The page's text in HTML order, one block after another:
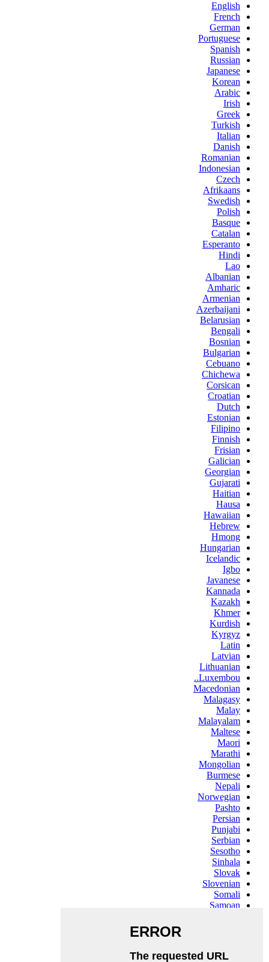
English
French
German
Portuguese
Spanish
Russian
Japanese
Korean
Arabic
Irish
Greek
Turkish
Italian
Danish
Romanian
Indonesian
Czech
Afrikaans
Swedish
Polish
Basque
Catalan
Esperanto
Hindi
Lao
Albanian
Amharic
Armenian
Azerbaijani
Belarusian
Bengali
Bosnian
Bulgarian
Cebuano
Chichewa
Corsican
Croatian
Dutch
Estonian
Filipino
Finnish
Frisian
Galician
Georgian
Gujarati
Haitian
Hausa
Hawaiian
Hebrew
Hmong
Hungarian
Icelandic
Igbo
Javanese
Kannada
Kazakh
Khmer
Kurdish
Kyrgyz
Latin
Latvian
Lithuanian
Luxembou..
Macedonian
Malagasy
Malay
Malayalam
Maltese
Maori
Marathi
Mongolian
Burmese
Nepali
Norwegian
Pashto
Persian
Punjabi
Serbian
Sesotho
Sinhala
Slovak
Slovenian
Somali
Samoan
Swahili